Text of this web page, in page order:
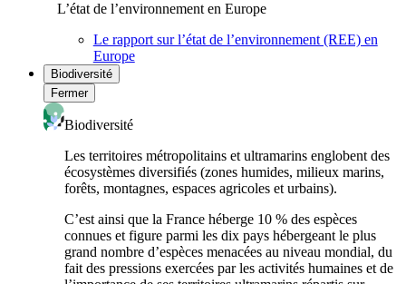
L’état de l’environnement en Europe
Le rapport sur l’état de l’environnement (REE) en
Europe
Biodiversité
Fermer
Biodiversité
Les territoires métropolitains et ultramarins englobent des
écosystèmes diversifiés (zones humides, milieux marins,
forêts, montagnes, espaces agricoles et urbains).
C’est ainsi que la France héberge 10 % des espèces
connues et figure parmi les dix pays hébergeant le plus
grand nombre d’espèces menacées au niveau mondial, du
fait des pressions exercées par les activités humaines et de